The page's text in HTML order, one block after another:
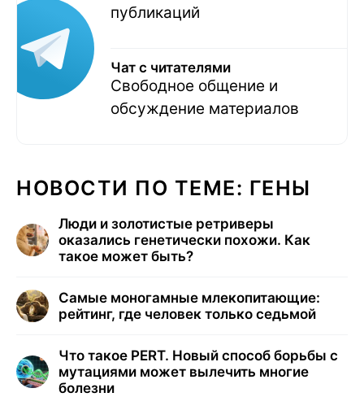
публикаций
Чат с читателями
Свободное общение и
обсуждение материалов
НОВОСТИ ПО ТЕМЕ: ГЕНЫ
Люди и золотистые ретриверы
оказались генетически похожи. Как
такое может быть?
Самые моногамные млекопитающие:
рейтинг, где человек только седьмой
Что такое PERT. Новый способ борьбы с
мутациями может вылечить многие
болезни